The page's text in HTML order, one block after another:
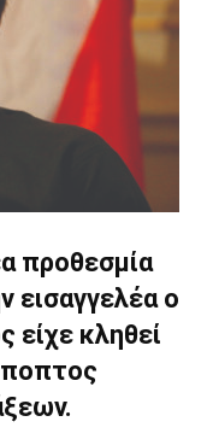
προθεσμία
εισαγγελέα ο
είχε κληθεί